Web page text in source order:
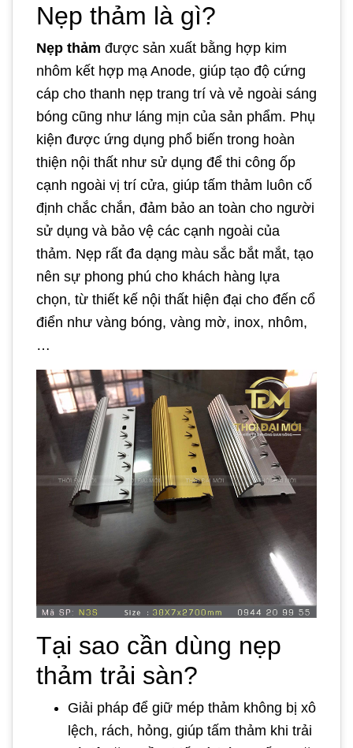
Nẹp thảm là gì?
Nẹp thảm được sản xuất bằng hợp kim
nhôm kết hợp mạ Anode, giúp tạo độ cứng
cáp cho thanh nẹp trang trí và vẻ ngoài sáng
bóng cũng như láng mịn của sản phẩm. Phụ
kiện được ứng dụng phổ biến trong hoàn
thiện nội thất như sử dụng để thi công ốp
cạnh ngoài vị trí cửa, giúp tấm thảm luôn cố
định chắc chắn, đảm bảo an toàn cho người
sử dụng và bảo vệ các cạnh ngoài của
thảm. Nẹp rất đa dạng màu sắc bắt mắt, tạo
nên sự phong phú cho khách hàng lựa
chọn, từ thiết kế nội thất hiện đại cho đến cổ
điển như vàng bóng, vàng mờ, inox, nhôm,
…
Tại sao cần dùng nẹp
thảm trải sàn?
Giải pháp để giữ mép thảm không bị xô
lệch, rách, hỏng, giúp tấm thảm khi trải